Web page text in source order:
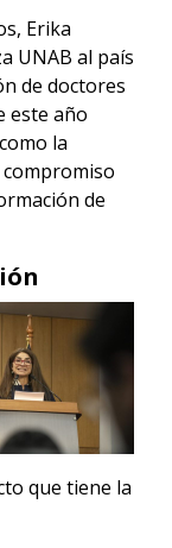
Erika
UNAB al país
de doctores
este año
la
de
que tiene la